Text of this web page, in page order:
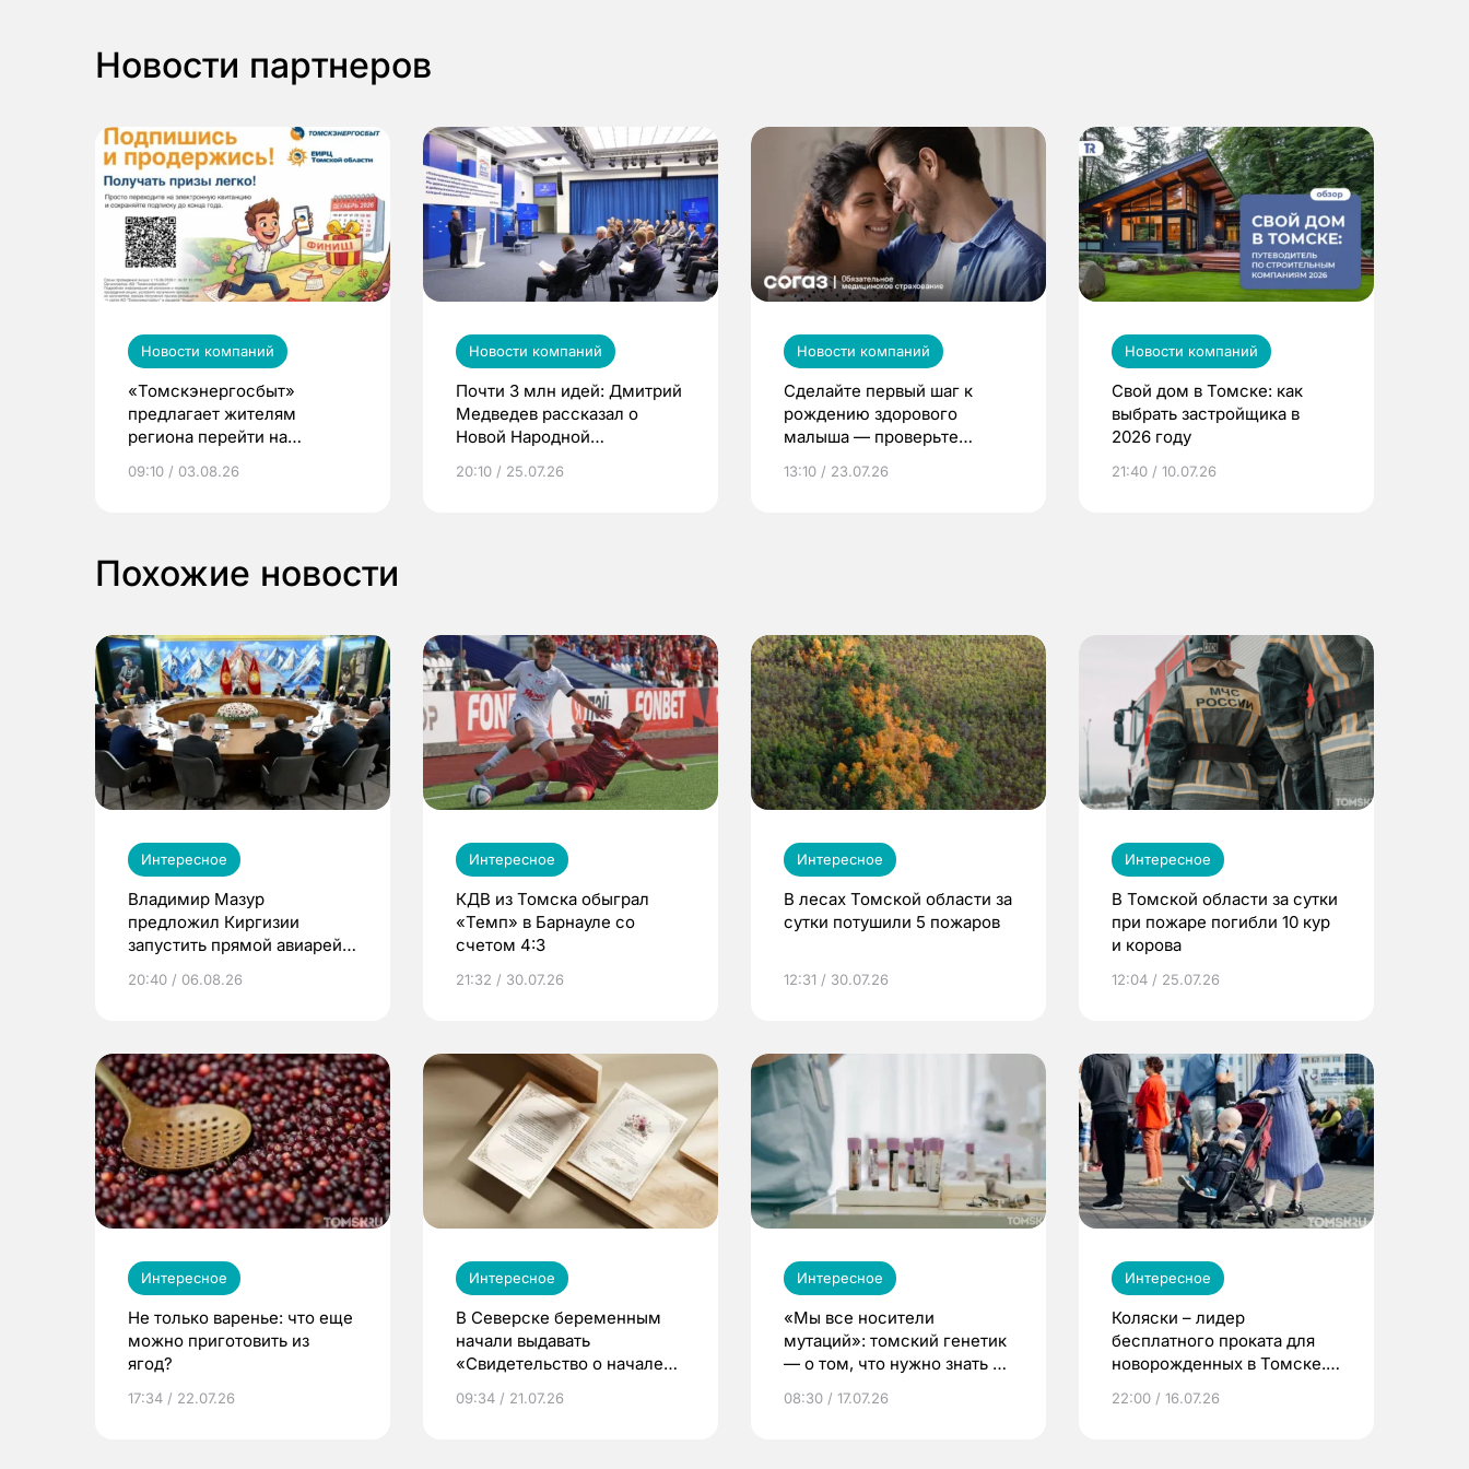
Новости партнеров
Новости компаний
«Томскэнергосбыт»
предлагает жителям
региона перейти на
выиграть призы
09:10 / 03.08.26
Новости компаний
Почти 3 млн идей: Дмитрий
Медведев рассказал о
Новой Народной
20:10 / 25.07.26
Новости компаний
Сделайте первый шаг к
рождению здорового
малыша — проверьте
по ОМС!
13:10 / 23.07.26
Новости компаний
Свой дом в Томске: как
выбрать застройщика в
2026 году
21:40 / 10.07.26
Похожие новости
Интересное
Владимир Мазур
предложил Киргизии
запустить прямой авиарейс
20:40 / 06.08.26
Интересное
КДВ из Томска обыграл
«Темп» в Барнауле со
счетом 4:3
21:32 / 30.07.26
Интересное
В лесах Томской области за
сутки потушили 5 пожаров
12:31 / 30.07.26
Интересное
В Томской области за сутки
при пожаре погибли 10 кур
и корова
12:04 / 25.07.26
Интересное
Не только варенье: что еще
можно приготовить из
ягод?
17:34 / 22.07.26
Интересное
В Северске беременным
начали выдавать
«Свидетельство о начале
09:34 / 21.07.26
Интересное
«Мы все носители
мутаций»: томский генетик
— о том, что нужно знать до
08:30 / 17.07.26
Интересное
Коляски – лидер
бесплатного проката для
новорожденных в Томске.
22:00 / 16.07.26